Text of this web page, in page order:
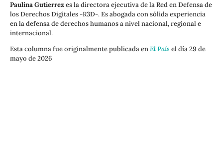
Paulina Gutierrezes la directora ejecutiva de la Red en Defensa de
los Derechos Digitales -R3D-. Es abogada con sólida experiencia
en la defensa de derechos humanos a nivel nacional, regional e
internacional.
Esta columna fue originalmente publicada enEl País el día 29 de
mayo de 2026